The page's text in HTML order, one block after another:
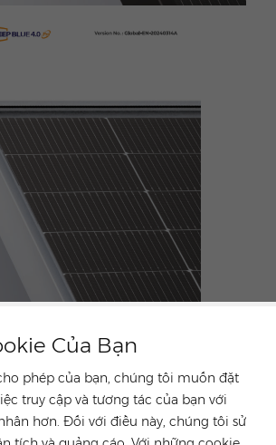
Của Bạn
phép của bạn, chúng tôi muốn đặt
truy cập và tương tác của bạn với
hơn. Đối với điều này, chúng tôi sử